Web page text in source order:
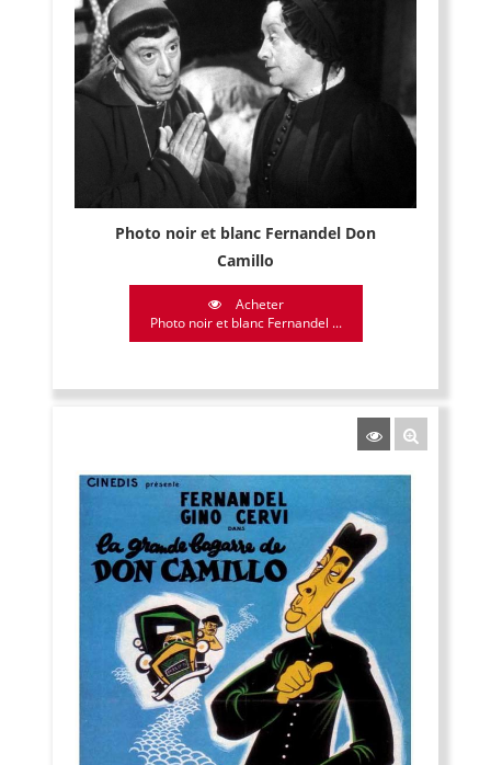
Photo noir et blanc Fernandel Don
Camillo
Acheter
Photo noir et blanc Fernandel ...